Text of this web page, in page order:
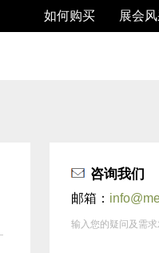
如何购买 展会
咨询我们
邮箱：
输入您的疑问及需